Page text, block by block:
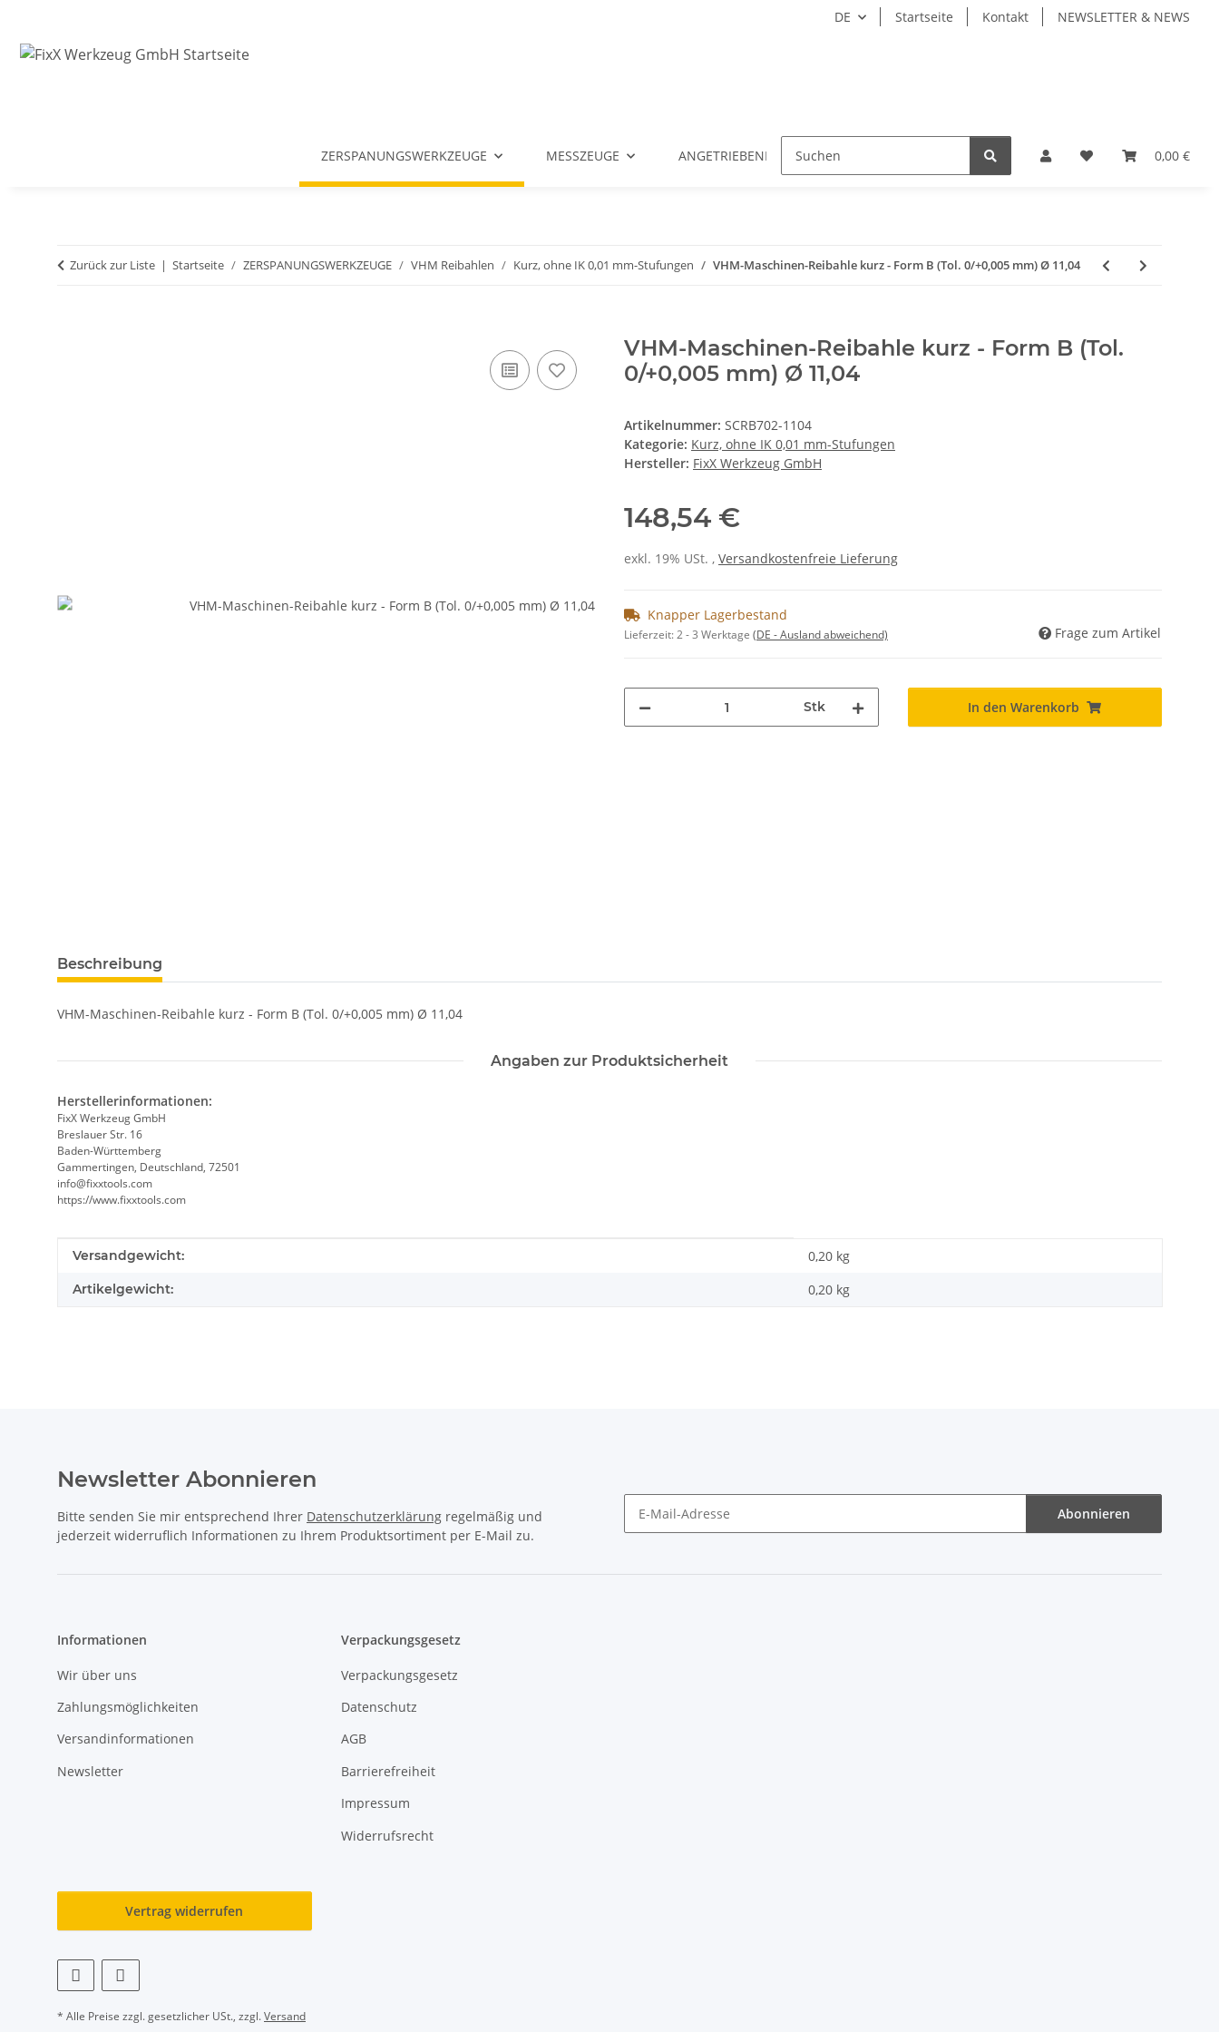
DE Startseite Kontakt NEWSLETTER & NEWS
0,00 €
ZERSPANUNGSWERKZEUGE MESSZEUGE ANGETRIEBENE WERKZEUGE WERKZEUGAUFNAHMEN
Zurück zur Liste Startseite ZERSPANUNGSWERKZEUGE VHM Reibahlen Kurz, ohne IK 0,01 mm-Stufungen VHM-Maschinen-Reibahle kurz - Form B (Tol. 0/+0,005 mm) Ø 11,04
VHM-Maschinen-Reibahle kurz - Form B (Tol.
0/+0,005 mm) Ø 11,04
Artikelnummer: SCRB702-1104
Kategorie: Kurz, ohne IK 0,01 mm-Stufungen
Hersteller: FixX Werkzeug GmbH
148,54 €
exkl. 19% USt. , Versandkostenfreie Lieferung
Knapper Lagerbestand
Lieferzeit:2 - 3 Werktage (DE - Ausland abweichend) Frage zum Artikel
Stk In den Warenkorb
weitere Registerkarten anzeigen
Beschreibung
VHM-Maschinen-Reibahle kurz - Form B (Tol. 0/+0,005 mm) Ø 11,04
Angaben zur Produktsicherheit
Herstellerinformationen:
FixX Werkzeug GmbH
Breslauer Str. 16
Baden-Württemberg
Gammertingen, Deutschland, 72501
info@fixxtools.com
https://www.fixxtools.com
Produkteigenschaft
Wert
Versandgewicht: 0,20 kg
Artikelgewicht: 0,20 kg
Newsletter Abonnieren
Bitte senden Sie mir entsprechend Ihrer Datenschutzerklärung regelmäßig und
jederzeit widerruflich Informationen zu Ihrem Produktsortiment per E-Mail zu.
Abonnieren
Informationen
Wir über uns
Zahlungsmöglichkeiten
Versandinformationen
Newsletter
Verpackungsgesetz
Verpackungsgesetz
Datenschutz
AGB
Barrierefreiheit
Impressum
Widerrufsrecht
Vertrag widerrufen
* Alle Preise zzgl. gesetzlicher USt., zzgl.Versand